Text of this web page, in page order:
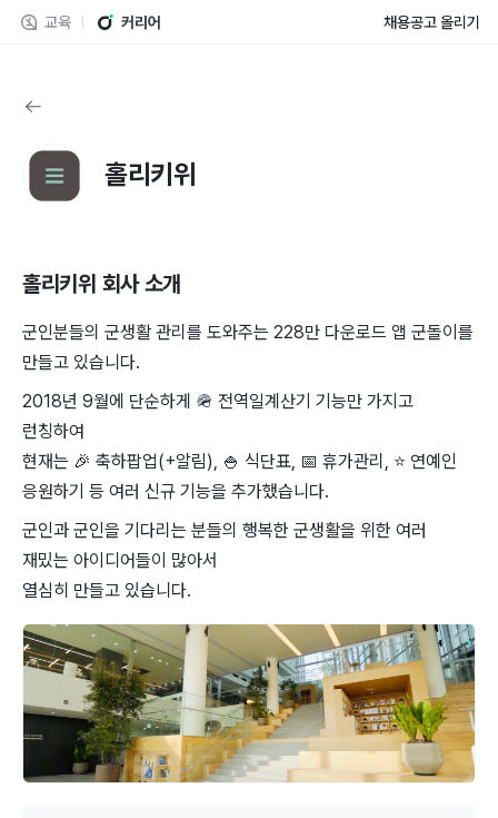
교육 커리어 채용공고 올리기
홀리키위
홀리키위 회사 소개
군인분들의 군생활 관리를 도와주는 228만 다운로드 앱 군돌이를
만들고 있습니다.
2018년 9월에 단순하게 🪖 전역일계산기 기능만 가지고
런칭하여
현재는 🎉 축하팝업(+알림), 🍚 식단표, 📅 휴가관리, ⭐ 연예인
응원하기 등 여러 신규 기능을 추가했습니다.
군인과 군인을 기다리는 분들의 행복한 군생활을 위한 여러
재밌는 아이디어들이 많아서
열심히 만들고 있습니다.